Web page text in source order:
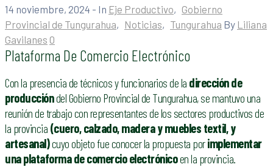
14 noviembre, 2024 - In Eje Productivo‚ Gobierno
Provincial de Tungurahua‚ Noticias‚ Tungurahua By Liliana
Gavilanes 0
Plataforma De Comercio Electrónico
Con la presencia de técnicos y funcionarios de la dirección de
produccióndel Gobierno Provincial de Tungurahua, se mantuvo una
reunión de trabajo con representantes de los sectores productivos de
la provincia (cuero, calzado, madera y muebles textil, y
artesanal)cuyo objeto fue conocer la propuesta porimplementar
una plataforma de comercio electrónicoen la provincia.